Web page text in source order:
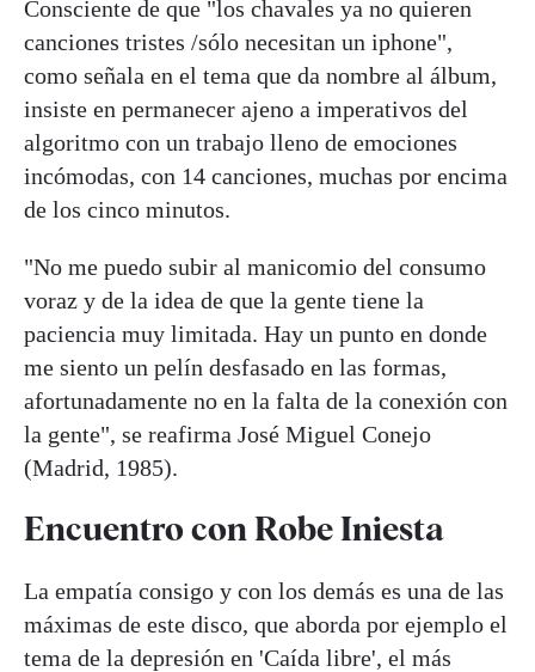
Consciente de que "los chavales ya no quieren
canciones tristes /sólo necesitan un iphone",
como señala en el tema que da nombre al álbum,
insiste en permanecer ajeno a imperativos del
algoritmo con un trabajo lleno de emociones
incómodas, con 14 canciones, muchas por encima
de los cinco minutos.
"No me puedo subir al manicomio del consumo
voraz y de la idea de que la gente tiene la
paciencia muy limitada. Hay un punto en donde
me siento un pelín desfasado en las formas,
afortunadamente no en la falta de la conexión con
la gente", se reafirma José Miguel Conejo
(Madrid, 1985).
Encuentro con Robe Iniesta
La empatía consigo y con los demás es una de las
máximas de este disco, que aborda por ejemplo el
tema de la depresión en 'Caída libre', el más